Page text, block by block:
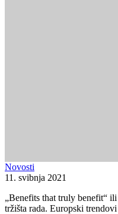
Novosti
11. svibnja 2021
„Benefits that truly benefit“
tržišta rada. Europski